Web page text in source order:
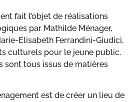
fait l’objet de réalisations
par Mathilde Ménager,
Elisabeth Ferrandini-Giudici,
culturels pour le jeune public.
sont tous issus de matières
est de créer un lieu de